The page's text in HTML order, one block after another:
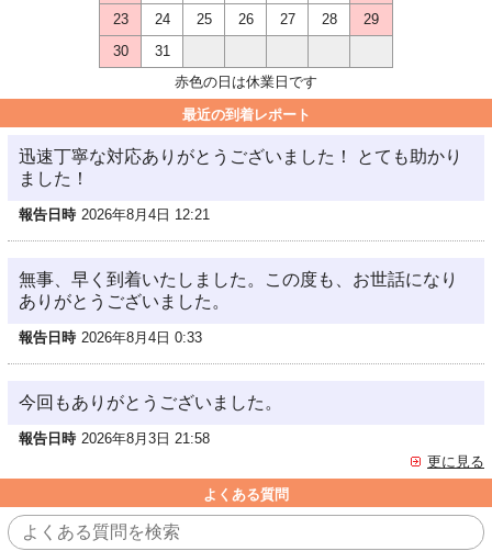
23
24 25 26 27 28
29
30
31
赤色の日は休業日です
最近の到着レポート
迅速丁寧な対応ありがとうございました！ とても助かり
ました！
報告日時 2026年8月4日 12:21
無事、早く到着いたしました。この度も、お世話になり
ありがとうございました。
報告日時 2026年8月4日 0:33
今回もありがとうございました。
報告日時 2026年8月3日 21:58
更に見る
よくある質問